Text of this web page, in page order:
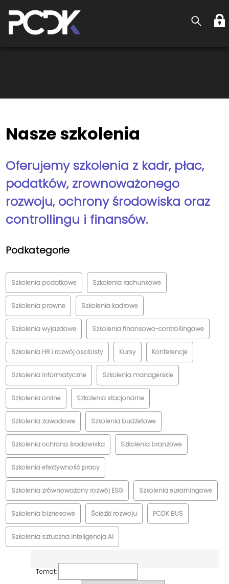
Nasze szkolenia
Oferujemy szkolenia z kadr, płac,
podatków, zrownoważonego
rozwoju, ochrony środowiska oraz
controllingu i finansów.
Podkategorie
Szkolenia podatkowe Szkolenia rachunkowe
Szkolenia prawne Szkolenia kadrowe
Szkolenia wyjazdowe Szkolenia finansowo-controllingowe
Szkolenia HR i rozwój osobisty Kursy Konferencje
Szkolenia informatyczne Szkolenia managerskie
Szkolenia online Szkolenia stacjonarne
Szkolenia zawodowe Szkolenia budżetowe
Szkolenia ochrona środowiska Szkolenia branżowe
Szkolenia efektywność pracy
Szkolenia zrównoważony rozwój ESG Szkolenia eLearningowe
Szkolenia biznesowe Ścieżki rozwoju PCDK BUS
Szkolenia sztuczna inteligencja AI
Temat: